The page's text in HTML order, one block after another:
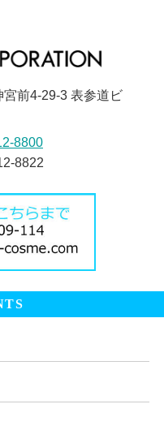
前4-29-3 表参道ビ
8800
8822